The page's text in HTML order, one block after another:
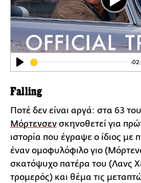
Play
-
Play
Falling
Ποτέ δεν είναι αργά: στα 63
Μόρτενσεν σκηνοθετεί για
ιστορία που έγραψε ο ίδιος με
έναν ομοφυλόφιλο γιο
σκατόψυχο πατέρα του (Λανς
τρομερός) και θέμα τις